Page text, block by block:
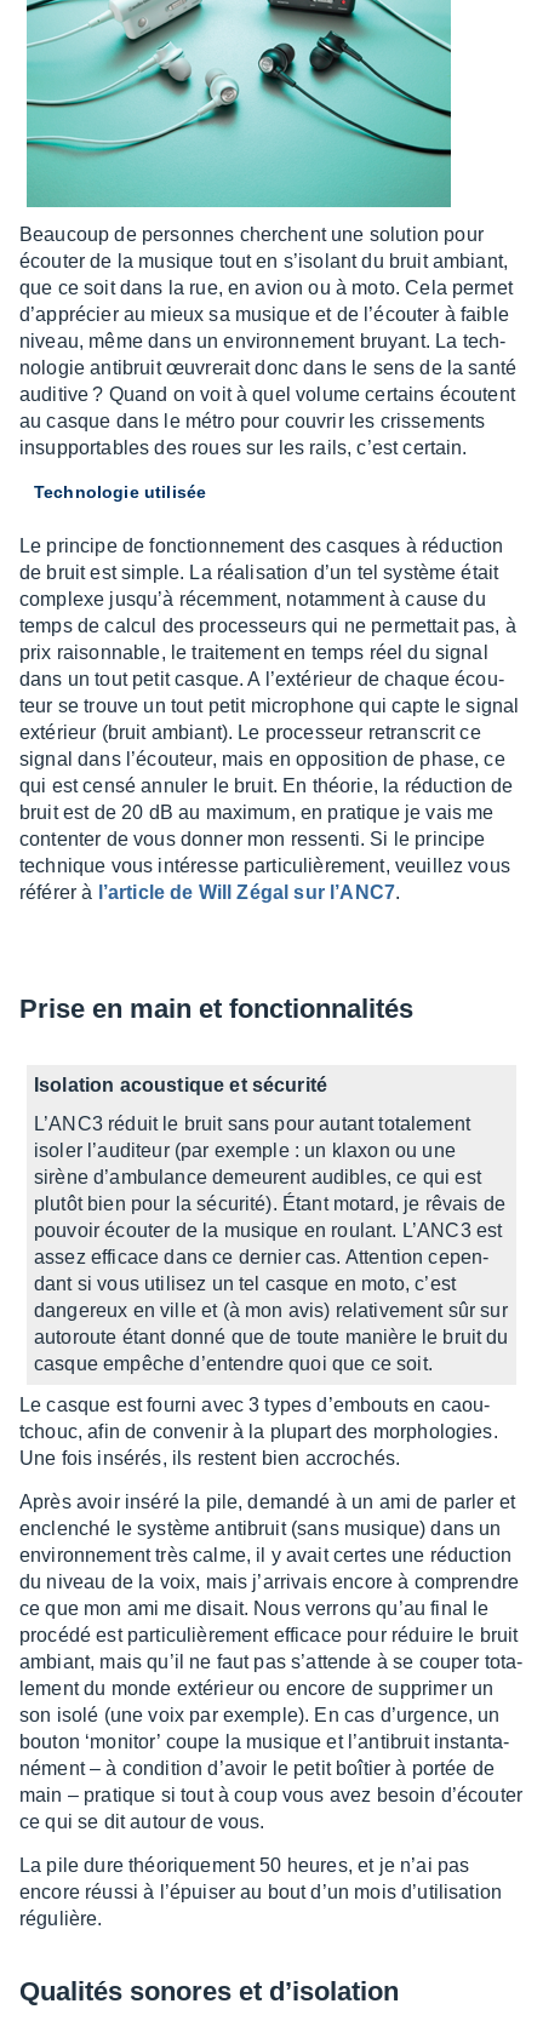
Beau­coup de personnes cherchent une solu­tion pour
écou­ter de la musique tout en s’iso­lant du bruit ambiant,
que ce soit dans la rue, en avion ou à moto. Cela permet
d’ap­pré­cier au mieux sa musique et de l’écou­ter à faible
niveau, même dans un envi­ron­ne­ment bruyant. La tech­
no­lo­gie anti­bruit œuvre­rait donc dans le sens de la santé
audi­tive ? Quand on voit à quel volume certains écoutent
au casque dans le métro pour couvrir les cris­se­ments
insup­por­tables des roues sur les rails, c’est certain.
Tech­no­lo­gie utili­sée
Le prin­cipe de fonc­tion­ne­ment des casques à réduc­tion
de bruit est simple. La réali­sa­tion d’un tel système était
complexe jusqu’à récem­ment, notam­ment à cause du
temps de calcul des proces­seurs qui ne permet­tait pas, à
prix raison­nable, le trai­te­ment en temps réel du signal
dans un tout petit casque. A l’ex­té­rieur de chaque écou­
teur se trouve un tout petit micro­phone qui capte le signal
exté­rieur (bruit ambiant). Le proces­seur retrans­crit ce
signal dans l’écou­teur, mais en oppo­si­tion de phase, ce
qui est censé annu­ler le bruit. En théo­rie, la réduc­tion de
bruit est de 20 dB au maxi­mum, en pratique je vais me
conten­ter de vous donner mon ressenti. Si le prin­cipe
tech­nique vous inté­resse parti­cu­liè­re­ment, veuillez vous
réfé­rer à
l’ar­ticle de Will Zégal sur l’ANC7.
Prise en main et fonc­tion­na­li­tés
Isola­tion acous­tique et sécu­rité
L’ANC3 réduit le bruit sans pour autant tota­le­ment
isoler l’au­di­teur (par exemple : un klaxon ou une
sirène d’am­bu­lance demeurent audibles, ce qui est
plutôt bien pour la sécu­rité). Étant motard, je rêvais de
pouvoir écou­ter de la musique en roulant. L’ANC3 est
assez effi­cace dans ce dernier cas. Atten­tion cepen­
dant si vous utili­sez un tel casque en moto, c’est
dange­reux en ville et (à mon avis) rela­ti­ve­ment sûr sur
auto­route étant donné que de toute manière le bruit du
casque empêche d’en­tendre quoi que ce soit.
Le casque est fourni avec 3 types d’em­bouts en caou­
tchouc, afin de conve­nir à la plupart des morpho­lo­gies.
Une fois insé­rés, ils restent bien accro­chés.
Après avoir inséré la pile, demandé à un ami de parler et
enclen­ché le système anti­bruit (sans musique) dans un
envi­ron­ne­ment très calme, il y avait certes une réduc­tion
du niveau de la voix, mais j’ar­ri­vais encore à comprendre
ce que mon ami me disait. Nous verrons qu’au final le
procédé est parti­cu­liè­re­ment effi­cace pour réduire le bruit
ambiant, mais qu’il ne faut pas s’at­tende à se couper tota­
le­ment du monde exté­rieur ou encore de suppri­mer un
son isolé (une voix par exemple). En cas d’ur­gence, un
bouton ‘moni­tor’ coupe la musique et l’an­ti­bruit instan­ta­
né­ment – à condi­tion d’avoir le petit boîtier à portée de
main – pratique si tout à coup vous avez besoin d’écou­ter
ce qui se dit autour de vous.
La pile dure théo­rique­ment 50 heures, et je n’ai pas
encore réussi à l’épui­ser au bout d’un mois d’uti­li­sa­tion
régu­lière.
Quali­tés sonores et d’iso­la­tion